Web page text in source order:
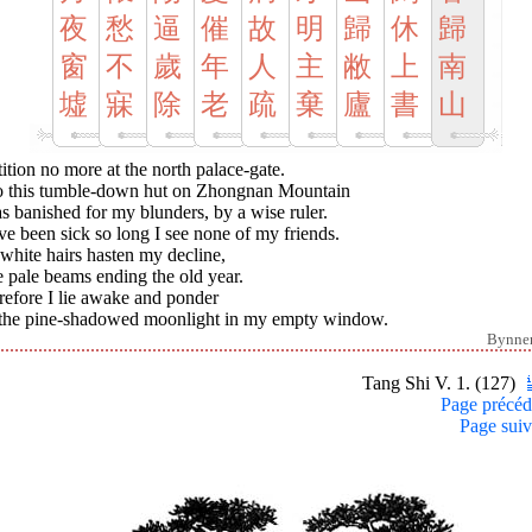
夜
窗
墟
愁
不
寐
逼
歲
除
催
年
老
故
人
疏
明
主
棄
歸
敝
廬
休
上
書
歸
南
山
no more at the north palace-gate.
this tumble-down hut on Zhongnan Mountain
banished for my blunders, by a wise ruler.
been sick so long I see none of my friends.
hairs hasten my decline,
pale beams ending the old year.
I lie awake and ponder
pine-shadowed moonlight in my empty window.
Tang Shi V. 1. (127)
Page
Page